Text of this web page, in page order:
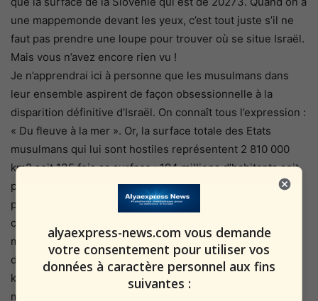
une mappemonde devant les yeux, c’est tout juste s’il ne
faut pas prendre une loupe pour trouver où se situe Israël.
Mais vous n’avez encore rien vu !
Je n’apprendrai ici à personne que les musulmans dans
leur ensemble aspirent de façon obsessionnelle à la
disparition définitive d’Israël. On connaît tous l’expression :
« Du fleuve à la mer ». Or, la surface totale des Etats
musulmans qui lui sont hostiles représentent 2 810 000
km2 soit 135 fois sa surface ; 194 millions d’habitants soit
pratiquement une population 20 fois supérieure à celle du
petit Etat hébreu qui est de 9,8 millions d’habitants. Mais
ce n’est pas tout, si on élargit l’hostilité du monde
musulman du fait de leurs discours, de leur diplomatie et
de leur idéologie, la surface passe cette fois à 4 340 000
km2 soit 210 fois la surface d’Israël et la population à 478
millions d’habitants soit 49 fois la population d’Israël.
alyaexpress-news.com vous demande
votre consentement pour utiliser vos
données à caractère personnel aux fins
suivantes :